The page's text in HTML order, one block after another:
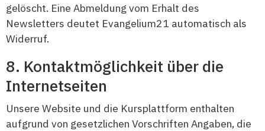
gelöscht. Eine Abmeldung vom Erhalt des
Newsletters deutet Evangelium21 automatisch als
Widerruf.
Kontaktmöglichkeit über die
Internetseiten
Unsere Website und die Kursplattform enthalten
aufgrund von gesetzlichen Vorschriften Angaben, die